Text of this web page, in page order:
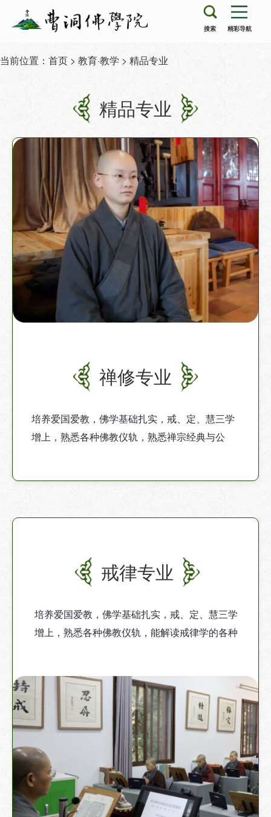
搜索 精彩导航
当前位置： 首页 > 教育·教学 > 精品专业
精品专业
禅修专业
培养爱国爱教，佛学基础扎实，戒、定、慧三学
增上，熟悉各种佛教仪轨，熟悉禅宗经典与公
戒律专业
培养爱国爱教，佛学基础扎实，戒、定、慧三学
增上，熟悉各种佛教仪轨，能解读戒律学的各种
补阙行事钞》、《四分律羯磨疏》、《四分律戒
本疏》）。